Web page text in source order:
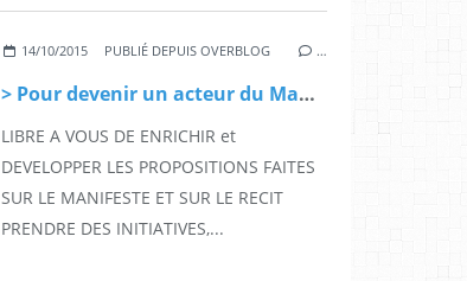
14/10/2015 PUBLIÉ DEPUIS OVERBLOG …
> Pour devenir un acteur du Manifeste et du récit du Grand Paris
LIBRE A VOUS DE ENRICHIR et
DEVELOPPER LES PROPOSITIONS FAITES
SUR LE MANIFESTE ET SUR LE RECIT
PRENDRE DES INITIATIVES,...